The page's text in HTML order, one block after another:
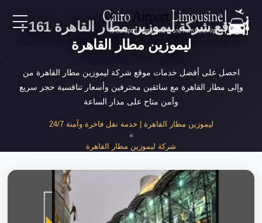
AR
خدمات المطار
نحن
موقع شركة ليموزين مطار القاهرة 161 :
ليموزين مطار القاهرة
احصل على أفضل خدمات موقع شركة ليموزين مطار القاهرة من
وإلى مطار القاهرة مع سائقين محترفين وأسعار تنافسية حجز سريع
وآمن متاح على مدار الساعة
ليموزين مطار القاهرة | خدمة نقل فاخرة وآمنة 24/7
شركة ليموزين مطار القاهرة
موقع شركة ليموزين مطار القاهرة